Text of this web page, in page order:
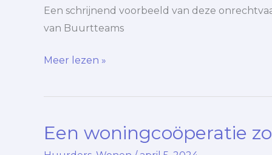
Een schrijnend voorbeeld van deze
van Buurtteams
Meer lezen »
Een woningcoöperatie
Een